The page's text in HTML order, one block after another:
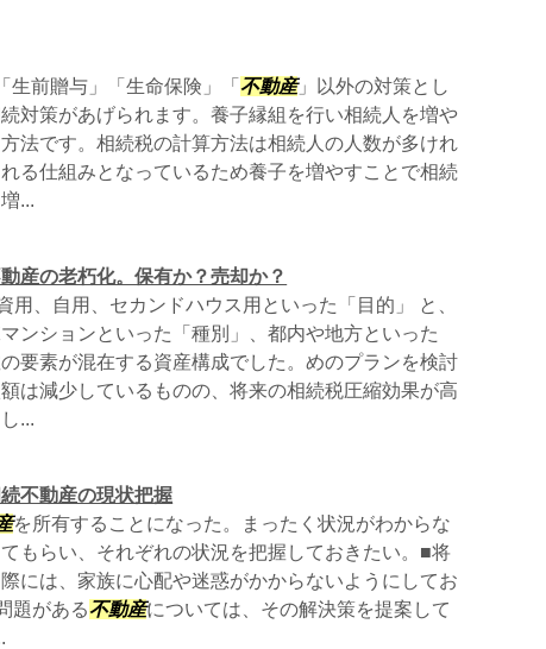
生前贈与」「生命保険」「不動産」以外の対策とし
対策があげられます。養子縁組を行い相続人を増や
法です。相続税の計算方法は相続人の人数が多けれ
る仕組みとなっているため養子を増やすことで相続
...
産の老朽化。保有か？売却か？
用、自用、セカンドハウス用といった「目的」 と、
ンションといった「種別」、都内や地方といった
要素が混在する資産構成でした。めのプランを検討
は減少しているものの、将来の相続税圧縮効果が高
...
不動産の現状把握
を所有することになった。まったく状況がわからな
もらい、それぞれの状況を把握しておきたい。■将
には、家族に心配や迷惑がかからないようにしてお
題がある不動産については、その解決策を提案して